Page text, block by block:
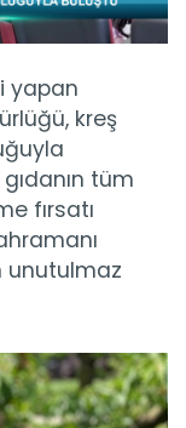
yapan
kreş
tüm
fırsatı
unutulmaz